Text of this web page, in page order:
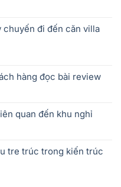
chuyến đi đến căn villa
hàng đọc bài review
quan đến khu nghỉ
tre trúc trong kiến trúc